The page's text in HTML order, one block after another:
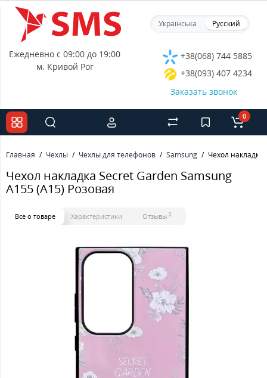
Українська Русский
Ежедневно с 09:00 до 19:00
м. Кривой Рог
+38(068) 744 5885
+38(093) 407 4234
Заказать звонок
0
Главная Чехлы Чехлы для телефонов Samsung Чехол накладка
Чехол накладка Secret Garden Samsung
A155 (A15) Розовая
Все о товаре Характеристики Отзывы 0